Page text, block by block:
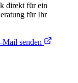
direkt für ein
für Ihr
Mail senden